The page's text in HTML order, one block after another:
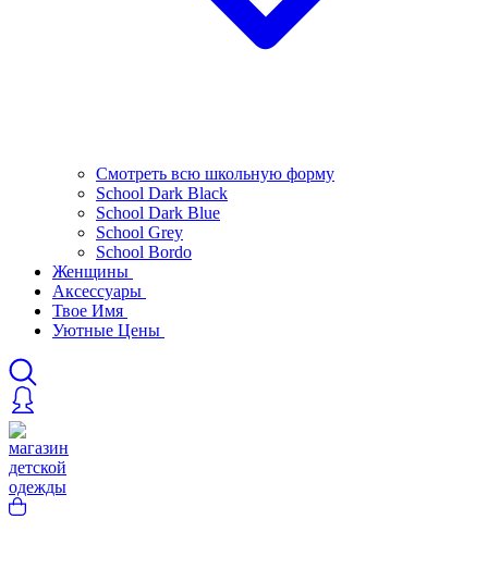
Смотреть всю школьную форму
School Dark Black
School Dark Blue
School Grey
School Bordo
Женщины
Аксессуары
Твое Имя
Уютные Цены